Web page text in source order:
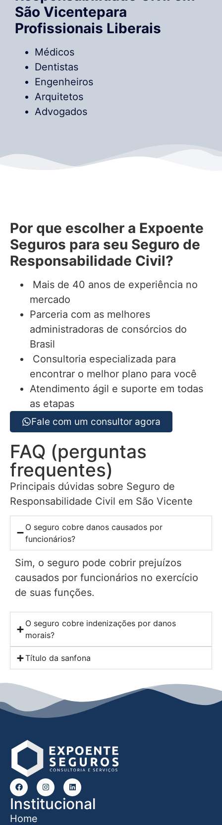
São Vicentepara
Profissionais Liberais
Médicos
Dentistas
Engenheiros
Arquitetos
Advogados
Por que escolher a Expoente
Seguros para seu Seguro de
Responsabilidade Civil?
Mais de 40 anos de experiência no
mercado
Parceria com as melhores
administradoras de consórcios do
Brasil
Consultoria especializada para
encontrar o melhor plano para você
Atendimento ágil e suporte em todas
as etapas
Fale com um consultor agora
FAQ (perguntas
frequentes)
Principais dúvidas sobre Seguro de
Responsabilidade Civil em São Vicente
O seguro cobre danos causados por
funcionários?
Sim, o seguro pode cobrir prejuízos
causados por funcionários no exercício
de suas funções.
O seguro cobre indenizações por danos
morais?
Título da sanfona
Institucional
Home